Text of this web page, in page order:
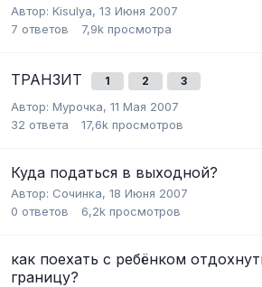
Автор: Kisulya, 13 Июня 2007
7 ответов 7,9k просмотра
ТРАНЗИТ 1 2 3
Автор: Мурочка, 11 Мая 2007
32 ответа 17,6k просмотров
Куда податься в выходной?
Автор: Сочинка, 18 Июня 2007
0 ответов 6,2k просмотров
как поехать с ребёнком
границу?